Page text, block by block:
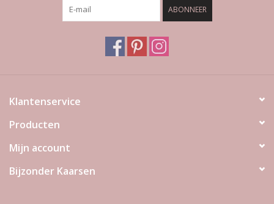
ABONNEER
Klantenservice
Producten
Mijn account
Bijzonder Kaarsen